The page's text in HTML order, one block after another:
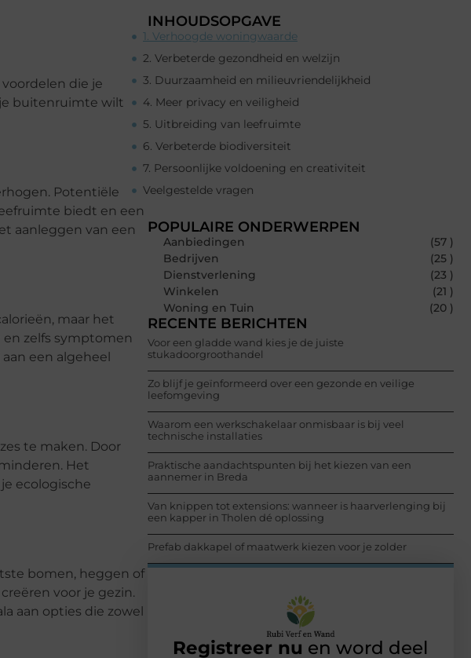
die je
buitenruimte wilt
Potentiële
biedt en een
aanleggen van een
maar het
zelfs symptomen
een algeheel
te maken. Door
Het
ecologische
bomen, heggen of
voor je gezin.
aan opties die zowel
INHOUDSOPGAVE
1. Verhoogde woningwaarde
2. Verbeterde gezondheid en welzijn
3. Duurzaamheid en milieuvriendelijkheid
4. Meer privacy en veiligheid
5. Uitbreiding van leefruimte
6. Verbeterde biodiversiteit
7. Persoonlijke voldoening en creativiteit
Veelgestelde vragen
POPULAIRE ONDERWERPEN
Aanbiedingen
(57 )
Bedrijven
(25 )
Dienstverlening
(23 )
Winkelen
(21 )
Woning en Tuin
(20 )
RECENTE BERICHTEN
Voor een gladde wand kies je de juiste
stukadoorgroothandel
Zo blijf je geïnformeerd over een gezonde en veilige
leefomgeving
Waarom een werkschakelaar onmisbaar is bij veel
technische installaties
Praktische aandachtspunten bij het kiezen van een
aannemer in Breda
Van knippen tot extensions: wanneer is haarverlenging bij
een kapper in Tholen dé oplossing
Prefab dakkapel of maatwerk kiezen voor je zolder
Registreer nu en word deel